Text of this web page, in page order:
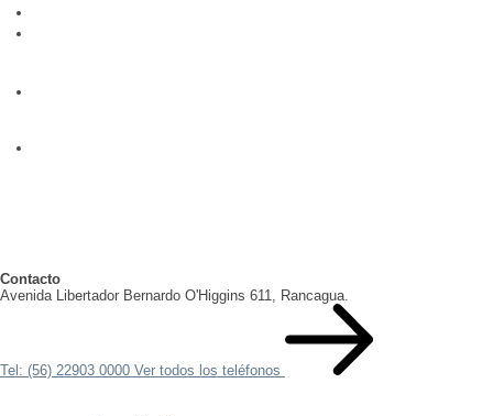
Contacto
Avenida Libertador Bernardo O'Higgins 611, Rancagua.
Tel: (56) 22903 0000 Ver todos los teléfonos